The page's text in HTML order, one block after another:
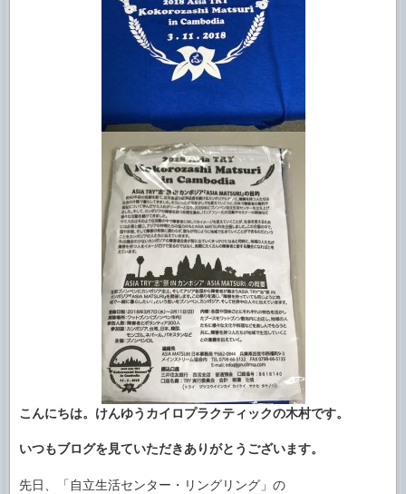
こんにちは。けんゆうカイロプラクティックの木村です。
いつもブログを見ていただきありがとうございます。
先日、「自立生活センター・リングリング」の